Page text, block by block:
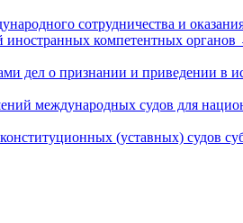
сотрудничества и
компетентных органов
дел о признании и приведении в
международных судов для
(уставных) судов